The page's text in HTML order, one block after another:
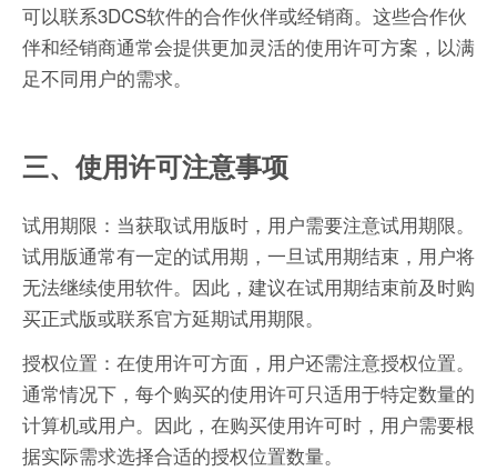
可以联系3DCS软件的合作伙伴或经销商。这些合作伙
伴和经销商通常会提供更加灵活的使用许可方案，以满
足不同用户的需求。
三、使用许可注意事项
试用期限：当获取试用版时，用户需要注意试用期限。
试用版通常有一定的试用期，一旦试用期结束，用户将
无法继续使用软件。因此，建议在试用期结束前及时购
买正式版或联系官方延期试用期限。
授权位置：在使用许可方面，用户还需注意授权位置。
通常情况下，每个购买的使用许可只适用于特定数量的
计算机或用户。因此，在购买使用许可时，用户需要根
据实际需求选择合适的授权位置数量。